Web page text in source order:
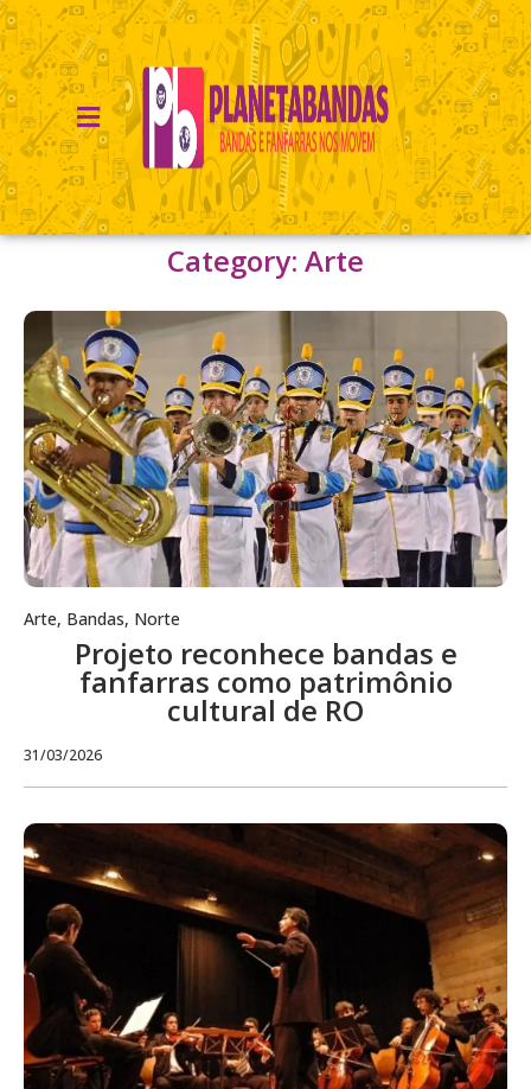
Category: Arte
Arte, Bandas, Norte
Projeto reconhece bandas e
fanfarras como patrimônio
cultural de RO
31/03/2026